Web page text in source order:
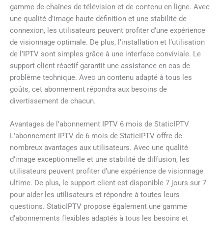
gamme de chaînes de télévision et de contenu en ligne. Avec
une qualité d’image haute définition et une stabilité de
connexion, les utilisateurs peuvent profiter d’une expérience
de visionnage optimale. De plus, l’installation et l’utilisation
de l’IPTV sont simples grâce à une interface conviviale. Le
support client réactif garantit une assistance en cas de
problème technique. Avec un contenu adapté à tous les
goûts, cet abonnement répondra aux besoins de
divertissement de chacun.
Avantages de l’abonnement IPTV 6 mois de StaticIPTV
L’abonnement IPTV de 6 mois de StaticIPTV offre de
nombreux avantages aux utilisateurs. Avec une qualité
d’image exceptionnelle et une stabilité de diffusion, les
utilisateurs peuvent profiter d’une expérience de visionnage
ultime. De plus, le support client est disponible 7 jours sur 7
pour aider les utilisateurs et répondre à toutes leurs
questions. StaticIPTV propose également une gamme
d’abonnements flexibles adaptés à tous les besoins et